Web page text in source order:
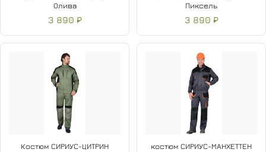
Олива
3 890 ₽
Пиксель
3 890 ₽
Костюм СИРИУС-ЦИТРИН
костюм СИРИУС-МАНХЕТТЕН